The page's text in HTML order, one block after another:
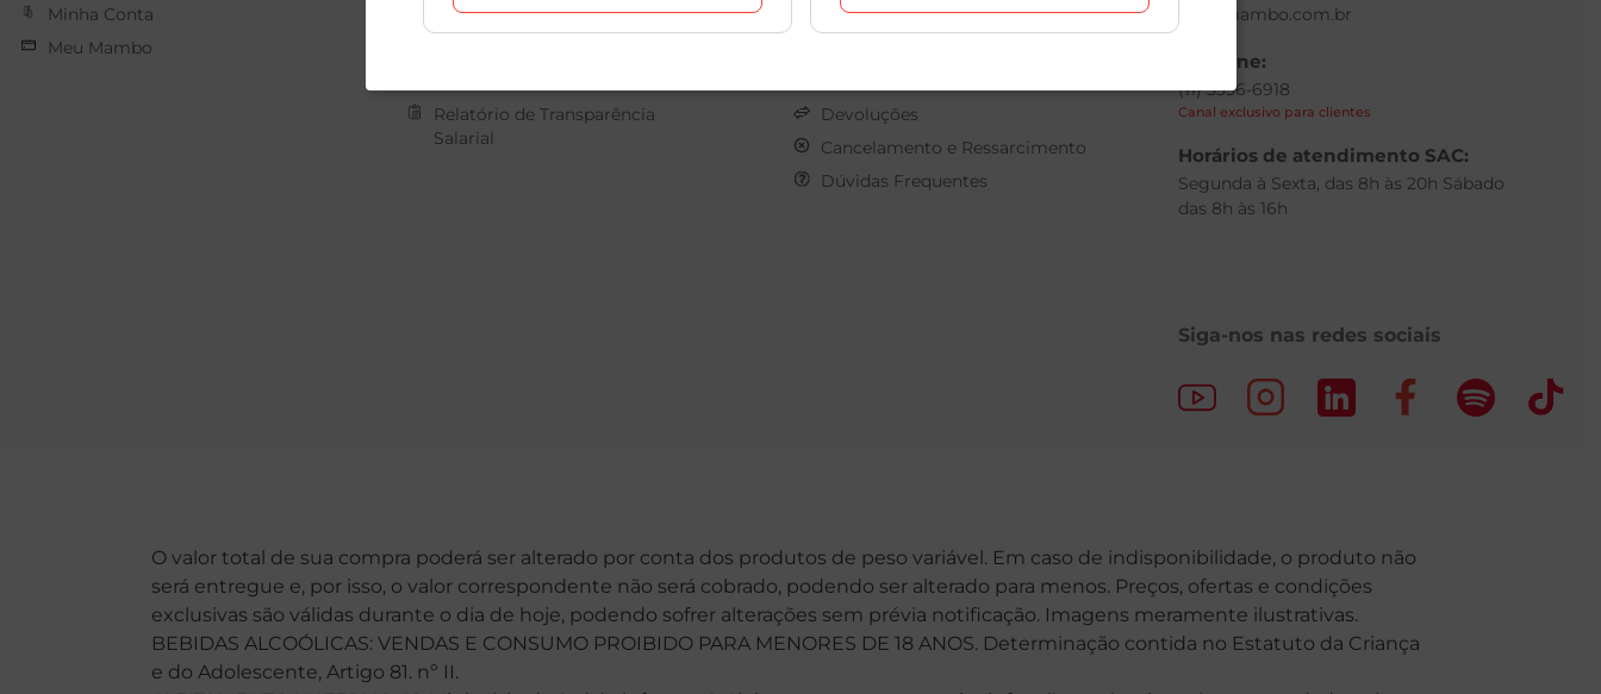
Minha Conta
Meu Mambo
Quem Somos
Relatório de Transparência
Salarial
Clique e Retire
Devoluções
Cancelamento e Ressarcimento
Dúvidas Frequentes
sac@mambo.com.br
Telefone:
(11) 3336-6918
Canal exclusivo para clientes
Horários de atendimento SAC:
Segunda à Sexta, das 8h às 20h Sábado
das 8h às 16h
Siga-nos nas redes sociais
O valor total de sua compra poderá ser alterado por conta dos produtos de peso variável. Em caso de indisponibilidade, o produto não
será entregue e, por isso, o valor correspondente não será cobrado, podendo ser alterado para menos. Preços, ofertas e condições
exclusivas são válidas durante o dia de hoje, podendo sofrer alterações sem prévia notificação. Imagens meramente ilustrativas.
BEBIDAS ALCOÓLICAS: VENDAS E CONSUMO PROIBIDO PARA MENORES DE 18 ANOS. Determinação contida no Estatuto da Criança
e do Adolescente, Artigo 81. nº II.